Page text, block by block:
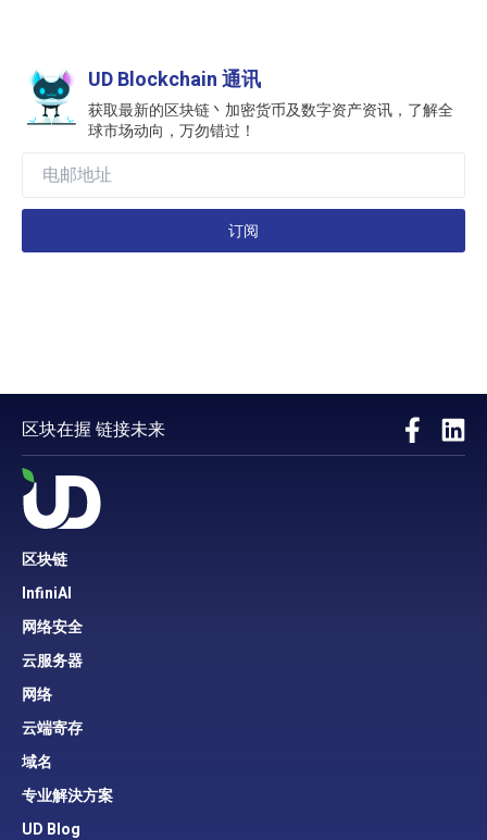
UD Blockchain 通讯
获取最新的区块链丶加密货币及数字资产资讯，了解全
球市场动向，万勿错过！
订阅
区块在握 链接未来
区块链
InfiniAI
网络安全
云服务器
网络
云端寄存
域名
专业解決方案
UD Blog